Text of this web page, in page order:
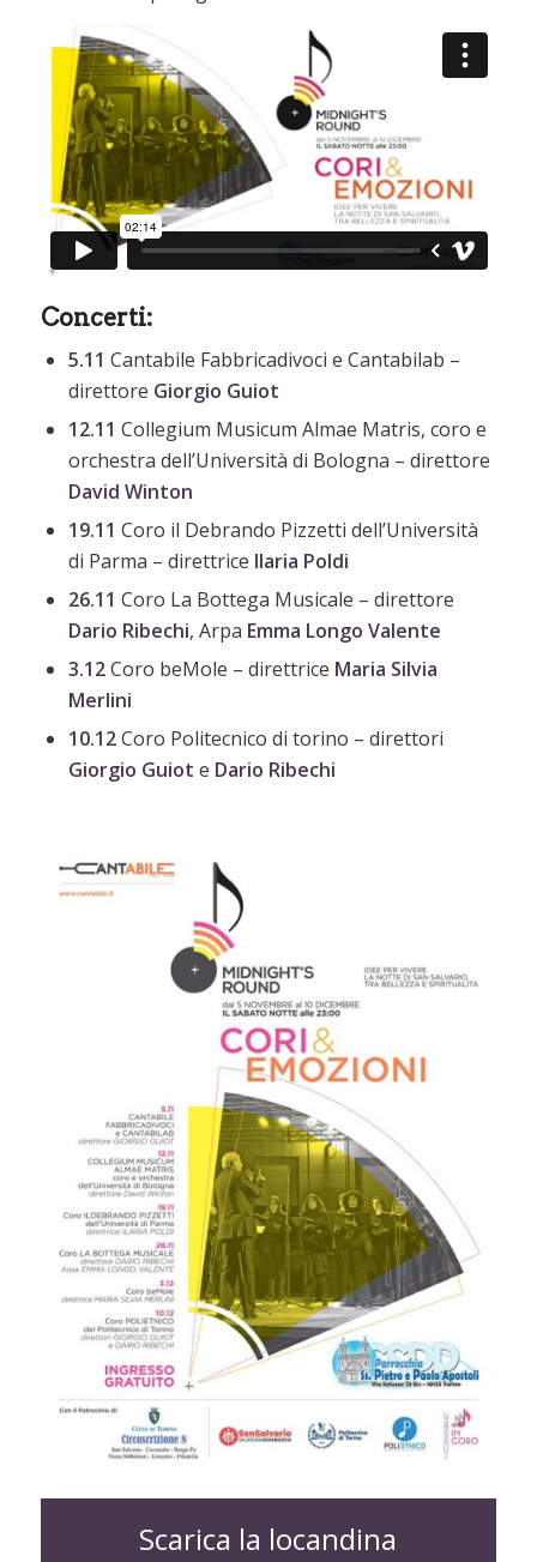
Concerti:
5.11 Cantabile Fabbricadivoci e Cantabilab –
direttore Giorgio Guiot
12.11 Collegium Musicum Almae Matris, coro e
orchestra dell’Università di Bologna – direttore
David Winton
19.11 Coro il Debrando Pizzetti dell’Università
di Parma – direttrice Ilaria Poldi
26.11 Coro La Bottega Musicale – direttore
Dario Ribechi, Arpa Emma Longo Valente
3.12Coro beMole – direttrice Maria Silvia
Merlini
10.12Coro Politecnico di torino – direttori
Giorgio Guiot e Dario Ribechi
Scarica la locandina